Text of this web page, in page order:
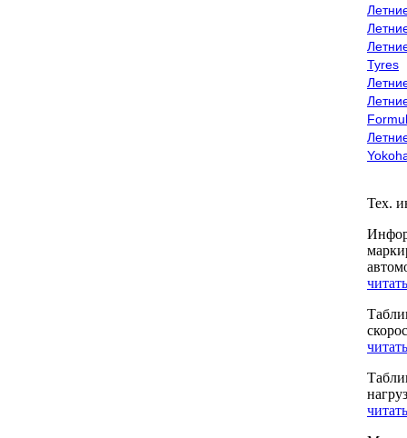
Tyres
Тех.